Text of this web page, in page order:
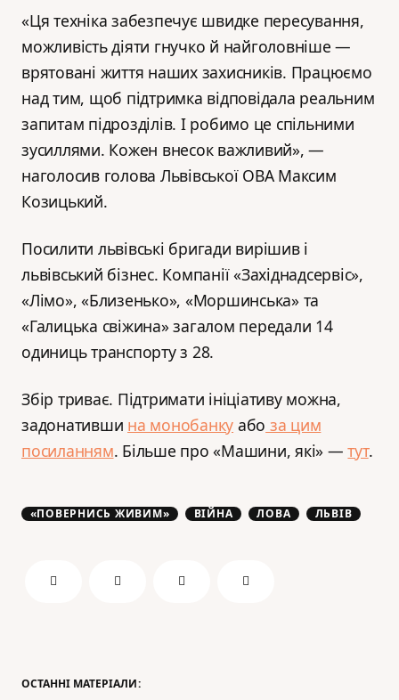
ОСТАННІ МАТЕРІАЛИ:
«Ця техніка забезпечує швидке пересування,
можливість діяти гнучко й найголовніше —
врятовані життя наших захисників. Працюємо
над тим, щоб підтримка відповідала реальним
запитам підрозділів. І робимо це спільними
зусиллями. Кожен внесок важливий», —
наголосив голова Львівської ОВА Максим
Козицький.
Посилити львівські бригади вирішив і
львівський бізнес. Компанії «Західнадсервіс»,
«Лімо», «Близенько», «Моршинська» та
«Галицька свіжина» загалом передали 14
одиниць транспорту з 28.
Збір триває. Підтримати ініціативу можна,
задонативши на монобанку або за цим
посиланням. Більше про «Машини, які» —тут.
«ПОВЕРНИСЬ ЖИВИМ» ВІЙНА ЛОВА ЛЬВІВ